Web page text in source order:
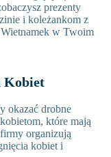
prezenty
i koleżankom z
w Twoim
Kobiet
okazać drobne
które mają
organizują
kobiet i